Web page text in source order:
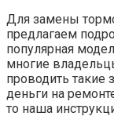
Для замены
предлагаем
популярная
многие
проводить такие
деньги на
то наша